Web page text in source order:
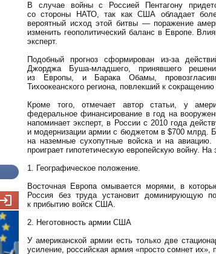
В случае войны с Россией Пентагону
со стороны НАТО, так как США обладает
вероятный исход этой битвы — поражение
изменить геополитический баланс в Европе.
эксперт.
Подобный прогноз сформирован из-за
Джорджа Буша-младшего, принявшего
из Европы, и Барака Обамы,
Тихоокеанского региона, повлекший к
Кроме того, отмечает автор статьи, у
федеральное финансирование в год на
напоминает эксперт, в России с 2010 года
и модернизации армии с бюджетом в $700 млрд.
на наземные сухопутные войска и на авиацию.
проиграет гипотетическую европейскую войну.
1. Географическое положение.
Восточная Европа омывается морями, в
Россия без труда установит доминирующую
к прибытию войск США.
2. Неготовность армии США
У американской армии есть только две
усиление, российская армия «просто сомнет их»,